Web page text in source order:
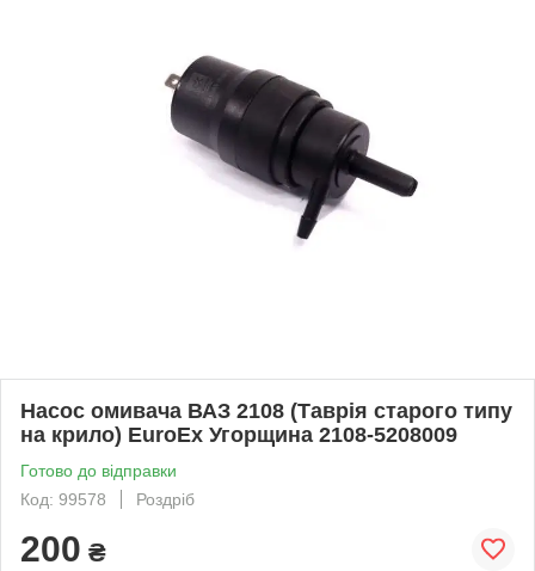
Насос омивача ВАЗ 2108 (Таврія старого типу
на крило) EuroEx Угорщина 2108-5208009
Готово до відправки
Код: 99578
Роздріб
200 ₴